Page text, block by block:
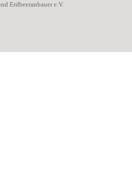
Erdbeeranbauer e.V.